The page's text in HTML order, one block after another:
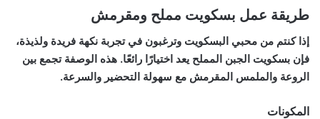
طريقة عمل بسكويت مملح ومقرمش
إذا كنتم من محبي البسكويت وترغبون في تجربة نكهة فريدة ولذيذة،
فإن بسكويت الجبن المملح يعد اختيارًا رائعًا. هذه الوصفة تجمع بين
الروعة والملمس المقرمش مع سهولة التحضير والسرعة.
المكونات